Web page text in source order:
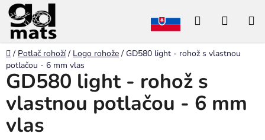
Prejsť
na
obsah
Hľadať
Domov
/ Potlač rohoží / Logo rohože / GD580 light - rohož s vlastnou
potlačou - 6 mm vlas
GD580 light - rohož s
vlastnou potlačou - 6 mm
vlas